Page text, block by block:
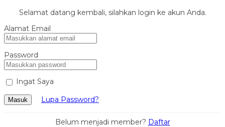
Selamat datang kembali, silahkan login ke akun Anda.
Alamat Email
Password
Ingat Saya
Masuk Lupa Password?
Belum menjadi member? Daftar